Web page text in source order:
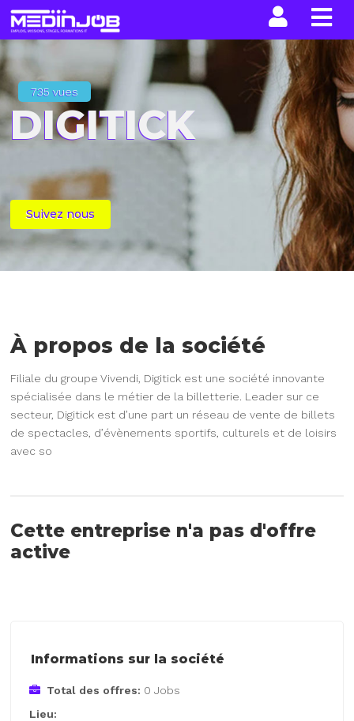
735 vues
DIGITICK
Suivez nous
À propos de la société
Filiale du groupe Vivendi, Digitick est une société innovante
spécialisée dans le métier de la billetterie. Leader sur ce
secteur, Digitick est d’une part un réseau de vente de billets
de spectacles, d’évènements sportifs, culturels et de loisirs
avec so
Cette entreprise n'a pas d'offre
active
Informations sur la société
Total des offres: 0 Jobs
Lieu: